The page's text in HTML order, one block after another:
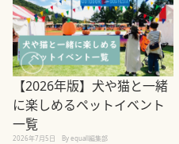
【2026年版】犬や猫と一緒
に楽しめるペットイベント
一覧
2026年7月5日 By equall編集部